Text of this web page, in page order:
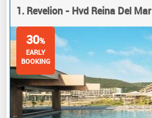
1. Revelion - Hvd Reina Del Mar
30%
EARLY
BOOKING